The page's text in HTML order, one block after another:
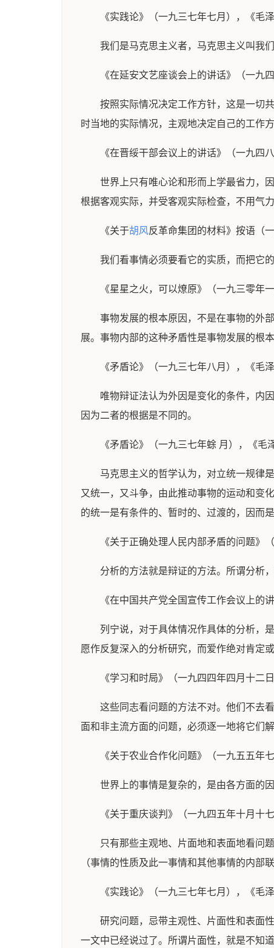
《实践论》（一九三七年七月），《毛
我们是马克思主义者，马克思主义叫我
《在延安文艺座谈会上的讲话》（一九
按照实际情况决定工作方针，这是一切
时当地的实际情况，主观地决定自己的工作方
《在晋绥干部会议上的讲话》（一九四
世界上只有唯心论和形而上学最省力，
根据客观实际，并受客观实际检查，不用气
《关于胡风反革命集团的材料》按语（
我们看事情必须要看它的实质，而把它
《星星之火，可以燎原》（一九三零年
事物发展的根本原因，不是在事物的外
展。事物内部的这种矛盾性是事物发展的根
《矛盾论》（一九三七年八月），《
唯物辩证法认为外因是变化的条件，内
因为二者的根据是不同的。
《矛盾论》（一九三七年蜍 月），《毛
马克思主义的哲学认为，对立统一规律
又统一，又斗争，由此推动事物的运动和变
的统一是有条件的、暂时的、过渡的，因而
《关于正确处理人民内部矛盾的问题
分析的方法就是辩证的方法。所谓分析
《在中国共产党全国宣传工作会议上的
列宁说，对于具体情况作具体的分析，
愿作反复深入的分析研究，而爱作绝对肯定
《学习和时局》（一九四四年四月十二
这些同志看问题的方法不对。他们不去
面和非主流方面的问题，必须逐一地将它们
《关于农业合作化问题》（一九五五年
世界上的事情是复杂的，是由各方面的
《关于重庆谈判》（一九四五年十月十
只有那些主观地、片面地和表面地看问
（事情的性质及此一事情和其他事情的内部
《实践论》（一九三七年七月），《
研究问题，忌带主观性、片面性和表面
一文中已经说过了。所谓片面性，就是不知